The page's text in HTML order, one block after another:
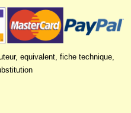
equivalent, fiche technique,